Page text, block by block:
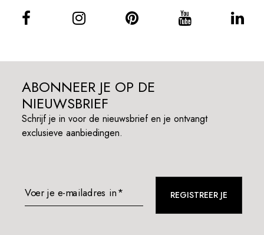
ABONNEER JE OP DE
NIEUWSBRIEF
Schrijf je in voor de nieuwsbrief en je ontvangt
exclusieve aanbiedingen.
Voer je e-mailadres in* REGISTREER JE